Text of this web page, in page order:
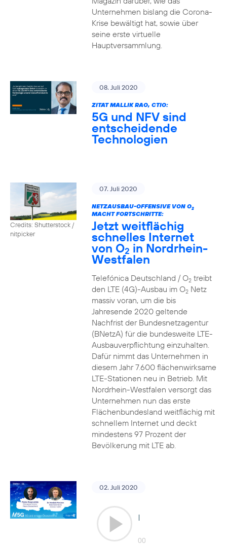
Unternehmen bislang die Corona-
Krise bewältigt hat, sowie über
seine erste virtuelle
Hauptversammlung.
08. Juli 2020
ZITAT MALLIK RAO, CTIO:
5G und NFV sind
entscheidende
Technologien
Credits: Shutterstock /
nitpicker
07. Juli 2020
NETZAUSBAU-OFFENSIVE VON O2
MACHT FORTSCHRITTE:
Jetzt weitflächig
schnelles Internet
von O2 in Nordrhein-
Westfalen
Telefónica Deutschland / O2treibt
den LTE (4G)-Ausbau im O2Netz
massiv voran, um die bis
Jahresende 2020 geltende
Nachfrist der Bundesnetzagentur
(BNetzA) für die bundesweite LTE-
Ausbauverpflichtung einzuhalten.
Dafür nimmt das Unternehmen in
diesem Jahr 7.600 flächenwirksame
LTE-Stationen neu in Betrieb. Mit
Nordrhein-Westfalen versorgt das
Unternehmen nun das erste
Flächenbundesland weitflächig mit
schnellem Internet und deckt
mindestens 97 Prozent der
Bevölkerung mit LTE ab.
02. Juli 2020